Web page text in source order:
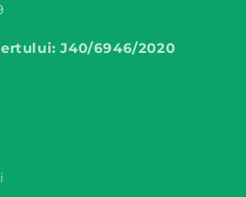
J40/6946/2020